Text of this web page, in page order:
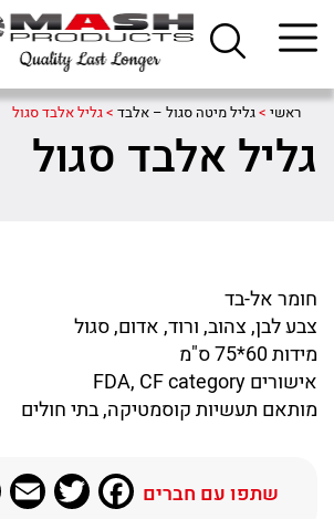
ראשי >גליל מיטה סגול – אלבד >גליל אלבד סגול
גליל אלבד סגול
חומר אל-בד
צבע לבן, צהוב, ורוד, אדום, סגול
מידות 60*75 ס"מ
אישורים FDA, CF category
מותאם תעשיות קוסמטיקה, בתי חולים
שתפו עם חברים